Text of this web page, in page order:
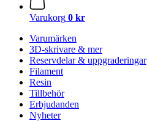
Varukorg 0 kr
Varumärken
3D-skrivare & mer
Reservdelar & uppgraderingar
Filament
Resin
Tillbehör
Erbjudanden
Nyheter